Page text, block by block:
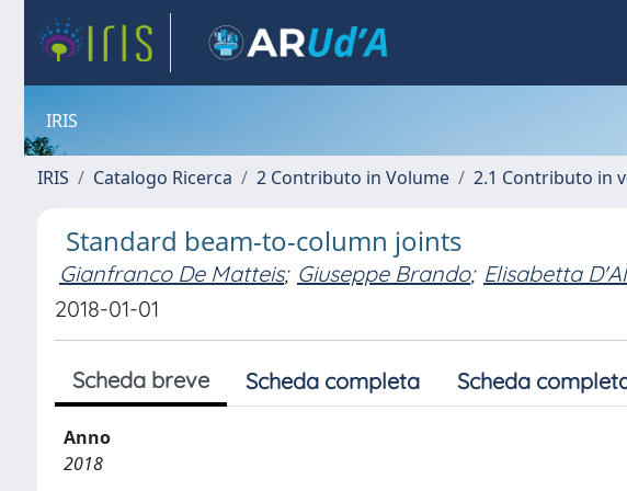
IRIS
IRIS Catalogo Ricerca 2 Contributo in Volume 2.1 Contributo in
Standard beam-to-column joints
Gianfranco De Matteis; Giuseppe Brando; Elisabetta
2018-01-01
Scheda breve Scheda completa Scheda
Anno
2018